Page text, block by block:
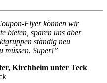
Flyer können wir
bieten, sparen uns aber
ständig neu
müssen. Super!”
Kirchheim unter Teck